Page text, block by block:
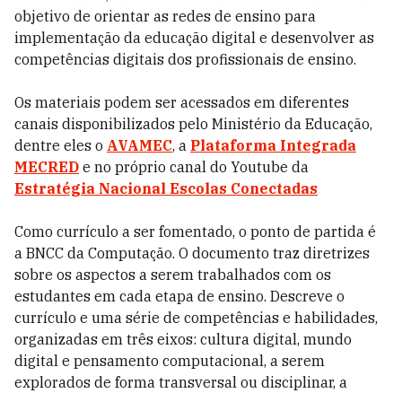
objetivo de orientar as redes de ensino para
implementação da educação digital e desenvolver as
competências digitais dos profissionais de ensino.
Os materiais podem ser acessados em diferentes
canais disponibilizados pelo Ministério da Educação,
dentre eles o AVAMEC, a Plataforma Integrada
MECRED e no próprio canal do Youtube da
Estratégia Nacional Escolas Conectadas
Como currículo a ser fomentado, o ponto de partida é
a BNCC da Computação. O documento traz diretrizes
sobre os aspectos a serem trabalhados com os
estudantes em cada etapa de ensino. Descreve o
currículo e uma série de competências e habilidades,
organizadas em três eixos: cultura digital, mundo
digital e pensamento computacional, a serem
explorados de forma transversal ou disciplinar, a